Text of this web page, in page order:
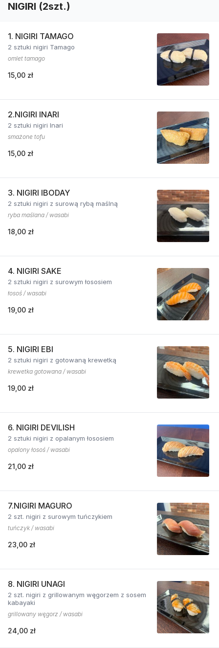
NIGIRI (2szt.)
1. NIGIRI TAMAGO
2 sztuki nigiri Tamago
omlet tamago
15,00 zł
2.NIGIRI INARI
2 sztuki nigiri Inari
smażone tofu
15,00 zł
3. NIGIRI IBODAY
2 sztuki nigiri z surową rybą maślną
ryba maślana / wasabi
18,00 zł
4. NIGIRI SAKE
2 sztuki nigiri z surowym łososiem
łosoś / wasabi
19,00 zł
5. NIGIRI EBI
2 sztuki nigiri z gotowaną krewetką
krewetka gotowana / wasabi
19,00 zł
6. NIGIRI DEVILISH
2 sztuki nigiri z opalanym łososiem
opalony łosoś / wasabi
21,00 zł
7.NIGIRI MAGURO
2 szt. nigiri z surowym tuńczykiem
tuńczyk / wasabi
23,00 zł
8. NIGIRI UNAGI
2 szt. nigiri z grillowanym węgorzem z sosem
kabayaki
grillowany węgorz / wasabi
24,00 zł